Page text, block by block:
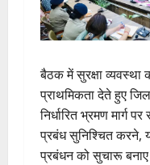
बैठक में सुरक्षा व्यवस्था
प्राथमिकता देते हुए
निर्धारित भ्रमण मार्ग
प्रबंध सुनिश्चित करने,
प्रबंधन को सुचारू